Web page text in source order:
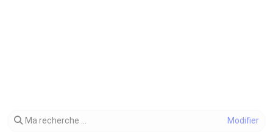
Modifier votre recherche
Ma recherche ...